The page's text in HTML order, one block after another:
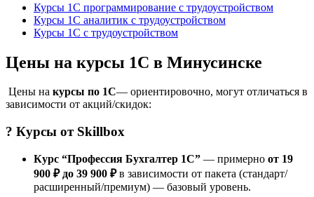
Курсы 1С программирование с трудоустройством
Курсы 1С аналитик с трудоустройством
Курсы 1С с трудоустройством
Цены на курсы 1С в Минусинске
Цены на курсы по 1С— ориентировочно, могут отличаться в
зависимости от акций/скидок:
? Курсы от Skillbox
Курс “Профессия Бухгалтер 1С” — примерно от 19
900 ₽ до 39 900 ₽в зависимости от пакета (стандарт/
расширенный/премиум) — базовый уровень.